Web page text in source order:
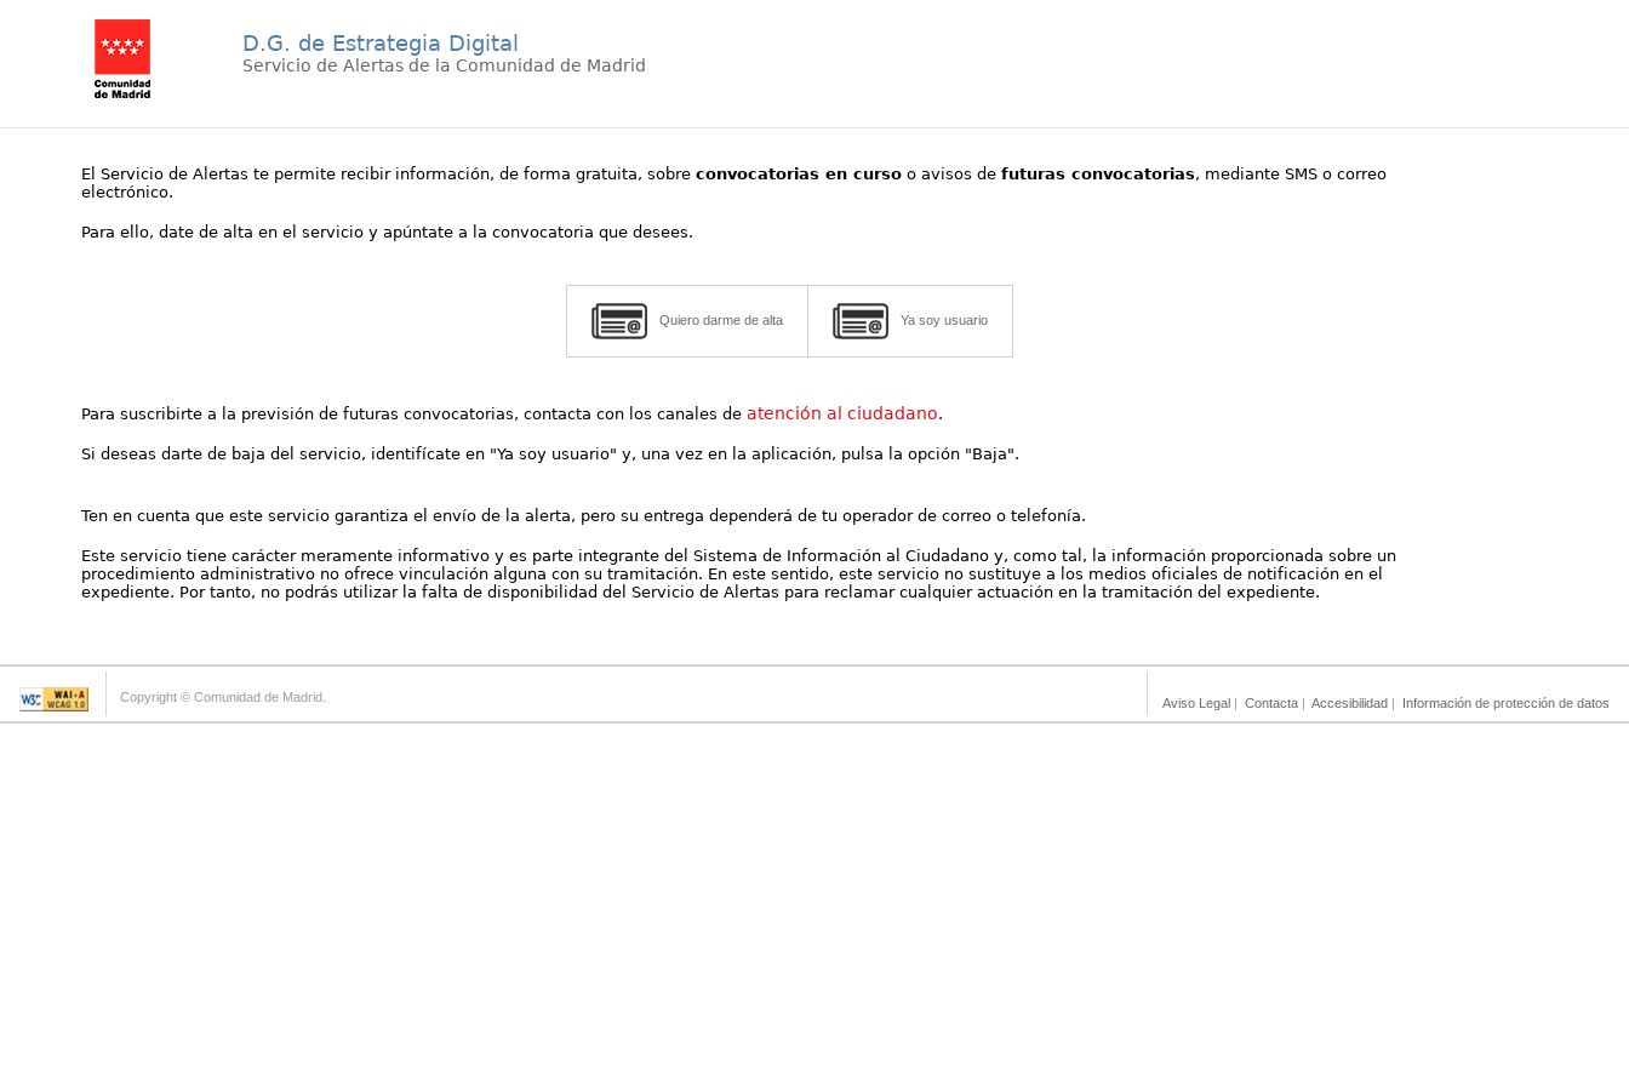
D.G. de Estrategia Digital
Servicio de Alertas de la Comunidad de Madrid
El Servicio de Alertas te permite recibir información, de forma gratuita, sobreconvocatorias en curso o avisos defuturas convocatorias, mediante SMS o correo
electrónico.
Para ello, date de alta en el servicio y apúntate a la convocatoria que desees.
Quiero darme de alta Ya soy usuario
Para suscribirte a la previsión de futuras convocatorias, contacta con los canales deatención al ciudadano.
Si deseas darte de baja del servicio, identifícate en "Ya soy usuario" y, una vez en la aplicación, pulsa la opción "Baja".
Ten en cuenta que este servicio garantiza el envío de la alerta, pero su entrega dependerá de tu operador de correo o telefonía.
Este servicio tiene carácter meramente informativo y es parte integrante del Sistema de Información al Ciudadano y, como tal, la información proporcionada sobre un
procedimiento administrativo no ofrece vinculación alguna con su tramitación. En este sentido, este servicio no sustituye a los medios oficiales de notificación en el
expediente. Por tanto, no podrás utilizar la falta de disponibilidad del Servicio de Alertas para reclamar cualquier actuación en la tramitación del expediente.
Copyright © Comunidad de Madrid. Aviso Legal | Contacta | Accesibilidad | Información de protección de datos